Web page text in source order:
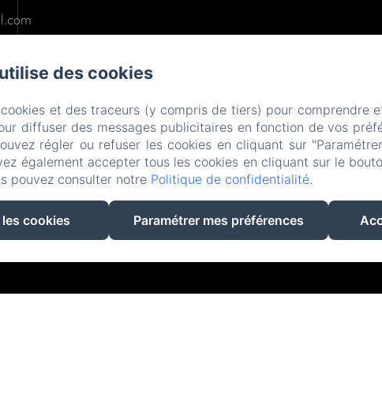
EN
FR
Créé par Amenitiz
des cookies
et des traceurs (y compris de tiers) pour comprendre
diffuser des messages publicitaires en fonction de vos
régler ou refuser les cookies en cliquant sur
également accepter tous les cookies en cliquant sur le
pouvez consulter notre Politique de confidentialité.
cookies Paramétrer mes préférences